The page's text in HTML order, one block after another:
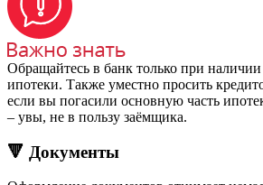
Обращайтесь в банк только при
ипотеки. Также уместно просить
если вы погасили основную часть
– увы, не в пользу заёмщика.
🔻 Документы